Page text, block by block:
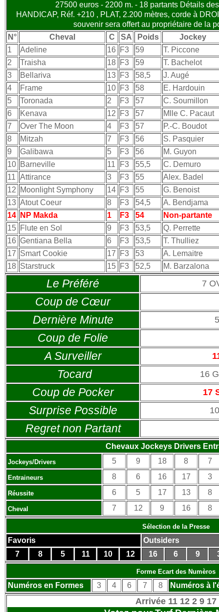
27500 euros - 2200 m. - 18 partants Détails
HANDICAP, Réf. +210 , PLAT, 2.200 mètres, corde à
souvenir sera offert au propriétaire de la
N°
Cheval C SA Poids
Jockey
1
Adeline 16 F3 59
T. Piccone
2
Traisha 18 F3 59
T. Bachelot
3
Bellariva 13 F3 58,5
J. Augé
4
Frame 10 F3 58
E. Hardouin
5
Toronada 2 F3 57
C. Soumillon
6
Kenava 12 F3 57
Mlle C. Pacaut
7
Over The Moon 4 F3 57
P.-C. Boudot
8
Mitzah 7 F3 56
S. Pasquier
9
Galibawa 5 F3 56
M. Guyon
10 Barneville 11 F3 55,5
C. Demuro
11 Attirance 3 F3 55
Alex. Badel
12
Moonlight Symphony 14 F3 55
G. Benoist
13 Atout Coeur 8 F3 54,5
A. Bendjama
14
NP Makda 1 F3 54
Non-partante
15 Flute en Sol 9 F3 53,5
Q. Perrette
16 Gentiana Bella 6 F3 53,5
T. Thulliez
17 Smart Cookie 17 F3 53
A. Lemaitre
18 Starstruck 15 F3 52,5 M. Barzalona
Le Préféré 7
Coup de Cœur
Dernière Minute
Coup de Folie
A Surveiller
Tocard 16
Coup de Pocker 17
Surprise Possible
Regret non Partant
Chevaux Jockeys Drivers
Jockeys/Drivers 5 9 18 8 7
Entraineurs 8 6 16 17 3
Réussite 6 5 17 13 8
Cheval 7 12 9 16 8
Sélection de la Presse
Favoris
Outsiders
7
8 5 11 10 12 16 6 9
Forme Ecart des Numèros
Numéros en Formes 3 4 6 7 8 Numéros à
Arrivée 11 12 2 9 17